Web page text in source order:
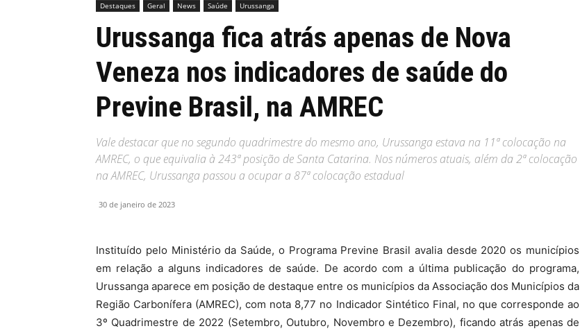
Destaques Geral News Saúde Urussanga
Urussanga fica atrás apenas de Nova
Veneza nos indicadores de saúde do
Previne Brasil, na AMREC
Vale destacar que no segundo quadrimestre do mesmo ano, Urussanga estava na 11ª colocação na
AMREC, o que equivalia à 243ª posição de Santa Catarina. Nos números atuais, além da 2ª colocação
na AMREC, Urussanga passou a ocupar a 87ª colocação estadual
30 de janeiro de 2023
Instituído pelo Ministério da Saúde, o Programa Previne Brasil avalia desde 2020 os municípios
em relação a alguns indicadores de saúde. De acordo com a última publicação do programa,
Urussanga aparece em posição de destaque entre os municípios da Associação dos Municípios da
Região Carbonífera (AMREC), com nota 8,77 no Indicador Sintético Final, no que corresponde ao
3º Quadrimestre de 2022 (Setembro, Outubro, Novembro e Dezembro), ficando atrás apenas de